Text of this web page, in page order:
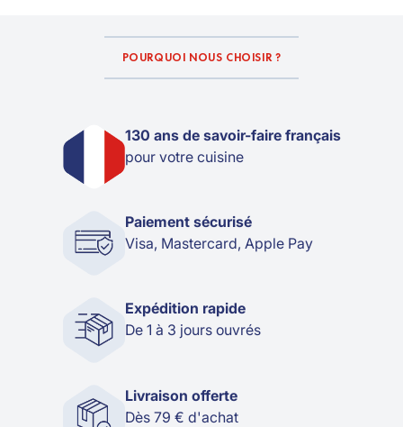
POURQUOI NOUS CHOISIR ?
130 ans de savoir-faire français
pour votre cuisine
Paiement sécurisé
Visa, Mastercard, Apple Pay
Expédition rapide
De 1 à 3 jours ouvrés
Livraison offerte
Dès 79 € d'achat